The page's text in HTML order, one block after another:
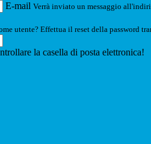
E-mail Verrà inviato un messaggio
utente? Effettua il reset della password
la casella di posta elettronica!